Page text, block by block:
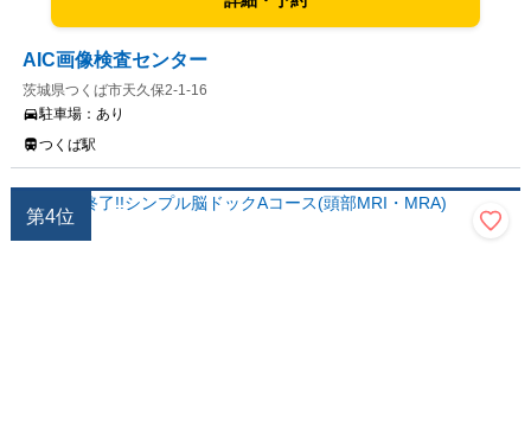
AIC画像検査センター
茨城県つくば市天久保2-1-16
駐車場： あり
つくば駅
第4位